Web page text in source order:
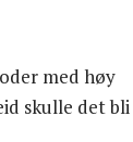
med høy
skulle det bli